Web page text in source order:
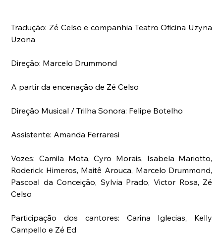
Tradução: Zé Celso e companhia Teatro Oficina Uzyna
Uzona
Direção: Marcelo Drummond
A partir da encenação de Zé Celso
Direção Musical / Trilha Sonora: Felipe Botelho
Assistente: Amanda Ferraresi
Vozes: Camila Mota, Cyro Morais, Isabela Mariotto,
Roderick Himeros, Maitê Arouca, Marcelo Drummond,
Pascoal da Conceição, Sylvia Prado, Victor Rosa, Zé
Celso
Participação dos cantores: Carina Iglecias, Kelly
Campello e Zé Ed